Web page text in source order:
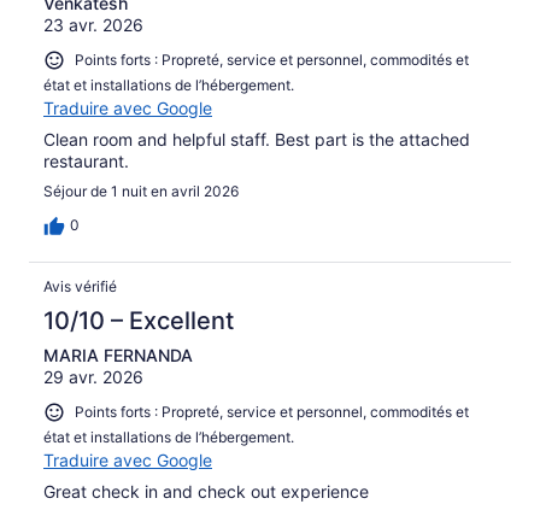
23 avr. 2026
Points forts : Propreté, service et personnel, commodités et
état et installations de l’hébergement.
Traduire avec Google
Clean room and helpful staff. Best part is the attached
restaurant.
Séjour de 1 nuit en avril 2026
0
Avis vérifié
10/10 – Excellent
MARIA FERNANDA
29 avr. 2026
Points forts : Propreté, service et personnel, commodités et
état et installations de l’hébergement.
Traduire avec Google
Great check in and check out experience